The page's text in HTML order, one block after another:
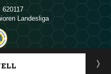
Landesliga